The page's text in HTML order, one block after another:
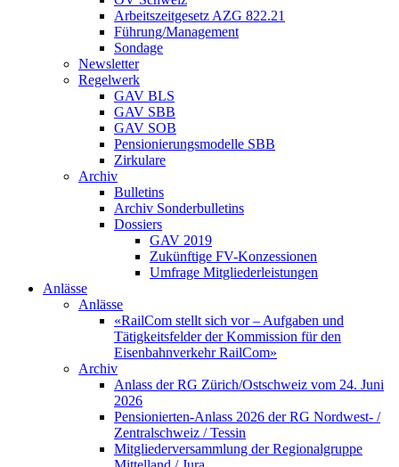
Arbeitszeitgesetz AZG 822.21
Führung/Management
Sondage
Newsletter
Regelwerk
GAV BLS
GAV SBB
GAV SOB
Pensionierungsmodelle SBB
Zirkulare
Archiv
Bulletins
Archiv Sonderbulletins
Dossiers
GAV 2019
Zukünftige FV-Konzessionen
Umfrage Mitgliederleistungen
Anlässe
Anlässe
«RailCom stellt sich vor – Aufgaben und
Tätigkeitsfelder der Kommission für den
Eisenbahnverkehr RailCom»
Archiv
Anlass der RG Zürich/Ostschweiz vom 24. Juni
2026
Pensionierten-Anlass 2026 der RG Nordwest- /
Zentralschweiz / Tessin
Mitgliederversammlung der Regionalgruppe